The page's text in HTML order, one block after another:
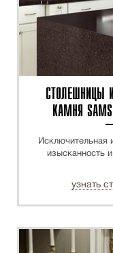
СТОЛЕШНИЦЫ
КАМНЯ
Исключительная
изысканность
узнать